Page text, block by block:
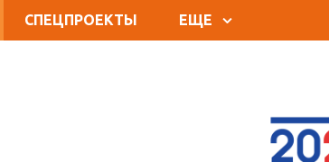
СПЕЦПРОЕКТЫ ЕЩЕ